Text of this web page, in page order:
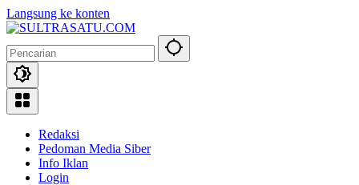
Langsung ke konten
Redaksi
Pedoman Media Siber
Info Iklan
Login